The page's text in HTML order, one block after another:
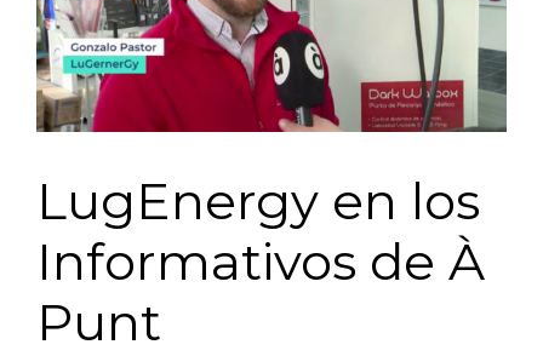
LugEnergy en los
Informativos de À
Punt